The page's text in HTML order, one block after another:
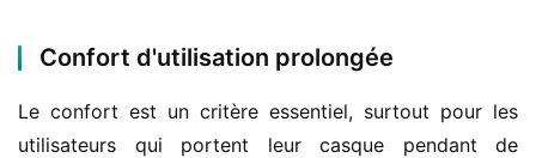
Confort d'utilisation prolongée
Le confort est un critère essentiel, surtout pour les
utilisateurs qui portent leur casque pendant de